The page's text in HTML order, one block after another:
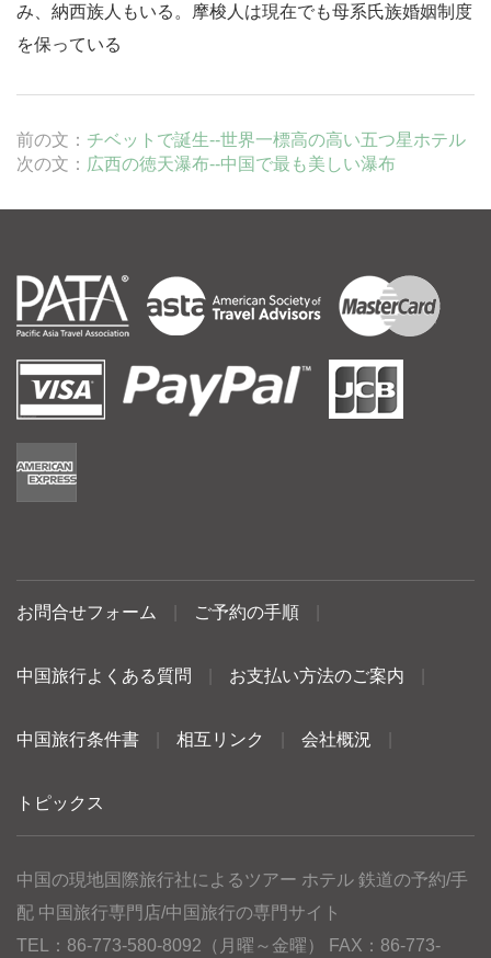
み、納西族人もいる。摩梭人は現在でも母系氏族婚姻制度
を保っている
前の文： チベットで誕生--世界一標高の高い五つ星ホテル
次の文： 広西の徳天瀑布--中国で最も美しい瀑布
お問合せフォーム ご予約の手順
中国旅行よくある質問 お支払い方法のご案内
中国旅行条件書 相互リンク 会社概況
トピックス
中国の現地国際旅行社によるツアー ホテル 鉄道の予約/手
配 中国旅行専門店/中国旅行の専門サイト
TEL：86-773-580-8092（月曜～金曜） FAX：86-773-